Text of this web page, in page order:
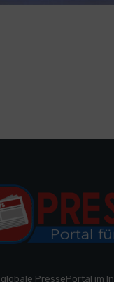
globale PressePortal im